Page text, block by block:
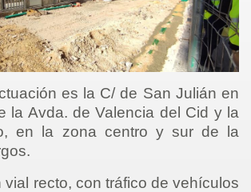
es la C/ de San Julián en
la Avda. de Valencia del Cid y la
en la zona centro y sur de la
vial recto, con tráfico de vehículos